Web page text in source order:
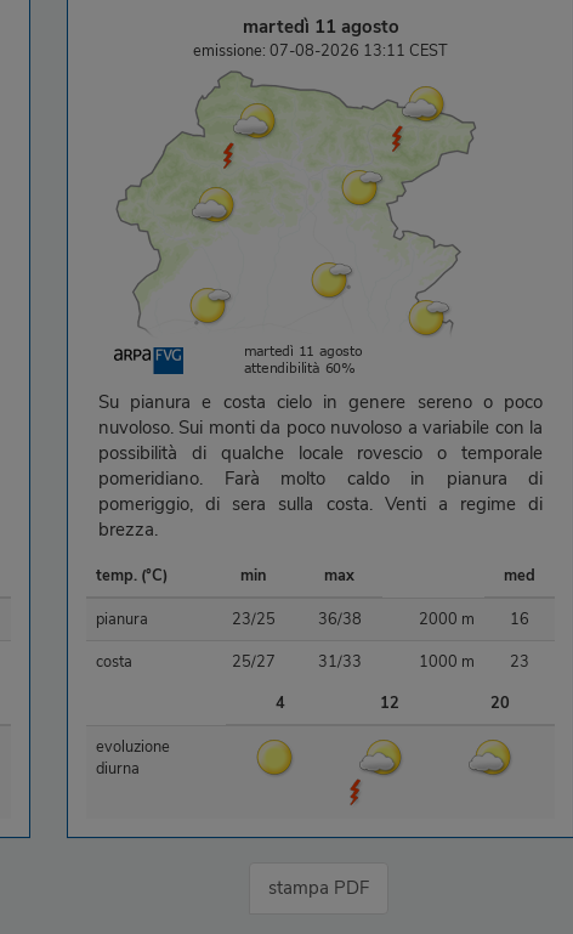
martedì 11 agosto
emissione: 07-08-2026 13:11 CEST
Su pianura e costa cielo in genere sereno o poco
nuvoloso. Sui monti da poco nuvoloso a variabile con la
possibilità di qualche locale rovescio o temporale
pomeridiano. Farà molto caldo in pianura di
pomeriggio, di sera sulla costa. Venti a regime di
brezza.
temp. (°C) min max
med
pianura
23/25 36/38 2000 m
16
costa
25/27 31/33 1000 m
23
4
12
20
evoluzione
diurna
stampa PDF